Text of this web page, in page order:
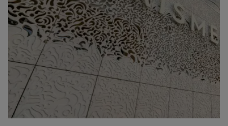
scolaires et associations sportives.